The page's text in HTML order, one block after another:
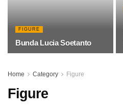
FIGURE
Bunda Lucia Soetanto
Home Category Figure
Figure